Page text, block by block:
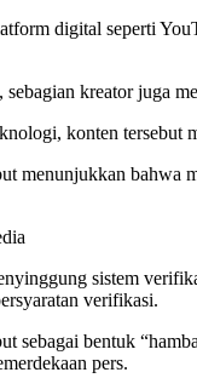
digital seperti
kreator juga
konten tersebut
menunjukkan
sistem
verifikasi.
sebagai bentuk
pers.